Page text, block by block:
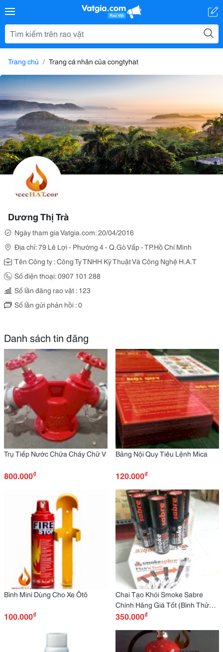
Trang chủ Trang cá nhân của congtyhat
Dương Thị Trà
Ngày tham gia Vatgia.com: 20/04/2016
Địa chỉ: 79 Lê Lợi - Phường 4 - Q.Gò Vấp - TP.Hồ Chí Minh
Tên Công ty : Công Ty TNHH Kỹ Thuật Và Công Nghệ H.A.T
Số điện thoại: 0907 101 288
Số lần đăng rao vặt : 123
Số lần gửi phản hồi : 0
Danh sách tin đăng
Trụ Tiếp Nước Chữa Cháy Chữ V
800.000₫
Bảng Nội Quy Tiêu Lệnh Mica
120.000₫
Bình Mini Dùng Cho Xe Ôtô
100.000₫
Chai Tạo Khói Smoke Sabre
Chính Hãng Giá Tốt (Bình Thử
Đầu Báo Khói)
350.000₫